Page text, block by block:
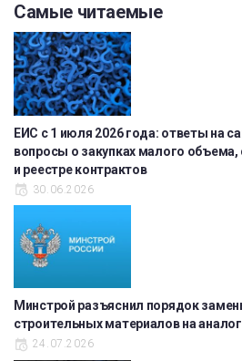
Самые читаемые
ЕИС с 1 июля 2026 года: ответы на
вопросы о закупках малого объема,
и реестре контрактов
30.06.2026
Минстрой разъяснил порядок
строительных материалов на
24.07.2026